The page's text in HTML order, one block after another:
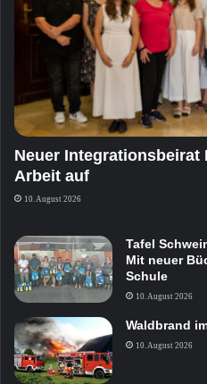
Neuer
Arbeit auf
10. August 2026
Tafel
Mit neuer
Schule
10. August 2026
Waldbrand
10. August 2026